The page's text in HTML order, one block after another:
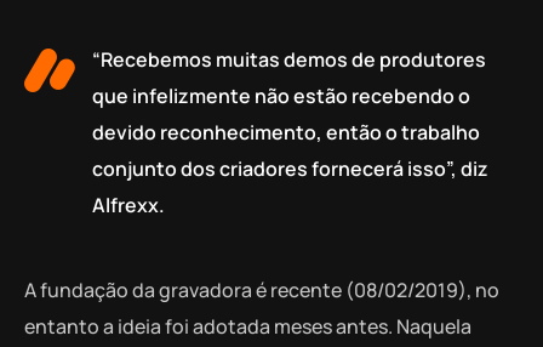
“Recebemos muitas demos de produtores
que infelizmente não estão recebendo o
devido reconhecimento, então o trabalho
conjunto dos criadores fornecerá isso”, diz
Alfrexx.
A fundação da gravadora é recente (08/02/2019), no
entanto a ideia foi adotada meses antes. Naquela